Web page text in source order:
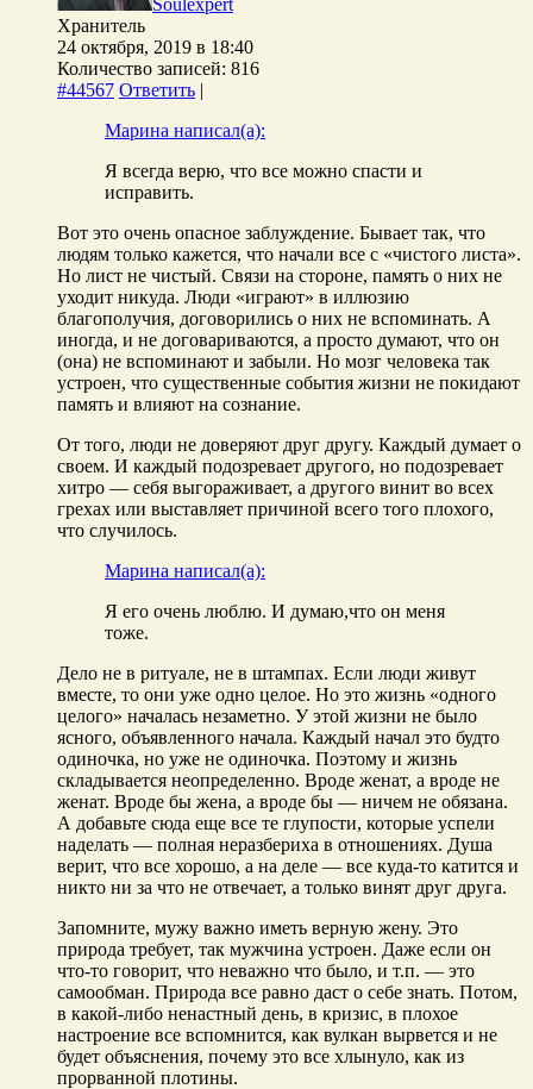
Хранитель
24 октября, 2019 в 18:40
Количество записей: 816
#44567 Ответить |
Марина написал(а):
Я всегда верю, что все можно спасти и
исправить.
Вот это очень опасное заблуждение. Бывает так, что
людям только кажется, что начали все с «чистого листа».
Но лист не чистый. Связи на стороне, память о них не
уходит никуда. Люди «играют» в иллюзию
благополучия, договорились о них не вспоминать. А
иногда, и не договариваются, а просто думают, что он
(она) не вспоминают и забыли. Но мозг человека так
устроен, что существенные события жизни не покидают
память и влияют на сознание.
От того, люди не доверяют друг другу. Каждый думает о
своем. И каждый подозревает другого, но подозревает
хитро — себя выгораживает, а другого винит во всех
грехах или выставляет причиной всего того плохого,
что случилось.
Марина написал(а):
Я его очень люблю. И думаю,что он меня
тоже.
Дело не в ритуале, не в штампах. Если люди живут
вместе, то они уже одно целое. Но это жизнь «одного
целого» началась незаметно. У этой жизни не было
ясного, объявленного начала. Каждый начал это будто
одиночка, но уже не одиночка. Поэтому и жизнь
складывается неопределенно. Вроде женат, а вроде не
женат. Вроде бы жена, а вроде бы — ничем не обязана.
А добавьте сюда еще все те глупости, которые успели
наделать — полная неразбериха в отношениях. Душа
верит, что все хорошо, а на деле — все куда-то катится и
никто ни за что не отвечает, а только винят друг друга.
Запомните, мужу важно иметь верную жену. Это
природа требует, так мужчина устроен. Даже если он
что-то говорит, что неважно что было, и т.п. — это
самообман. Природа все равно даст о себе знать. Потом,
в какой-либо ненастный день, в кризис, в плохое
настроение все вспомнится, как вулкан вырвется и не
будет объяснения, почему это все хлынуло, как из
прорванной плотины.